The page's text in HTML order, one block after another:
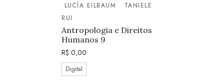
LUCÍA EILBAUM
TANIELE
RUI
Antropologia e Direitos
Humanos 9
R$ 0,00
Digital